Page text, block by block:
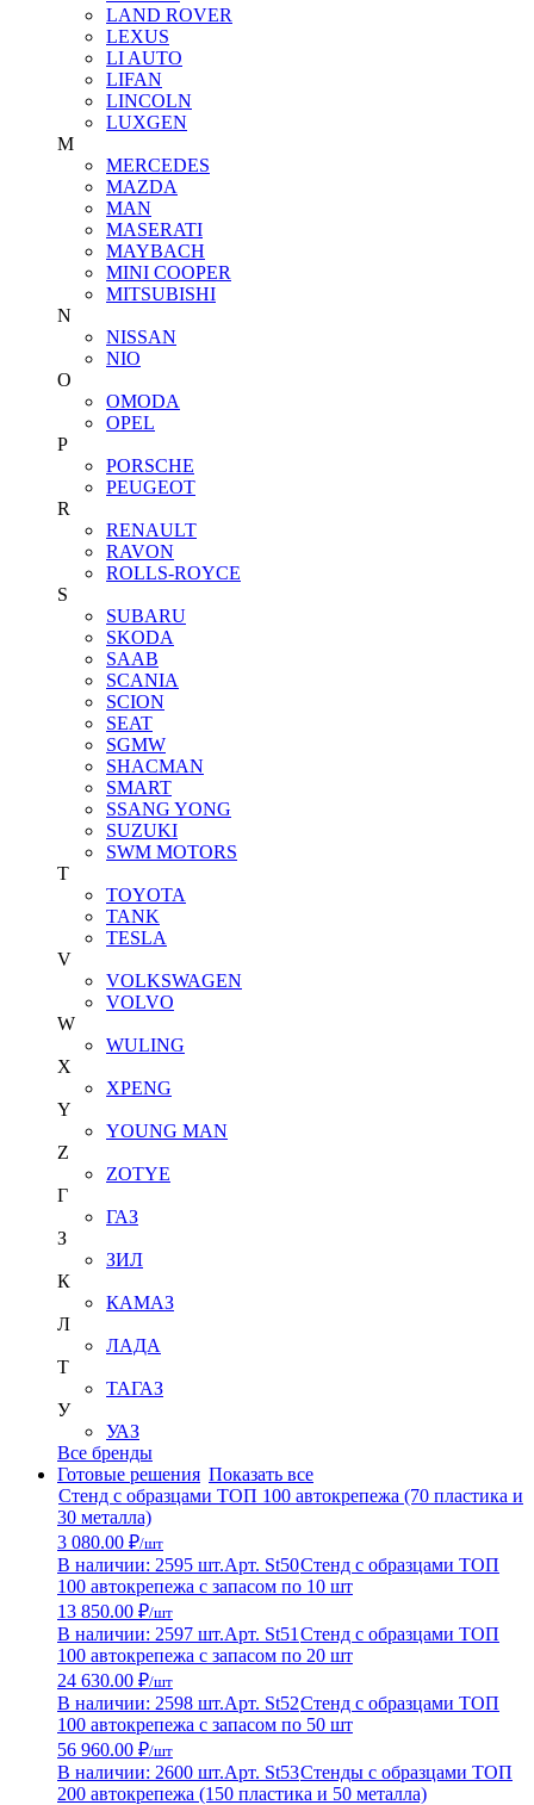
LAND ROVER
LEXUS
LI AUTO
LIFAN
LINCOLN
LUXGEN
M
MERCEDES
MAZDA
MAN
MASERATI
MAYBACH
MINI COOPER
MITSUBISHI
N
NISSAN
NIO
O
OMODA
OPEL
P
PORSCHE
PEUGEOT
R
RENAULT
RAVON
ROLLS-ROYCE
S
SUBARU
SKODA
SAAB
SCANIA
SCION
SEAT
SGMW
SHACMAN
SMART
SSANG YONG
SUZUKI
SWM MOTORS
T
TOYOTA
TANK
TESLA
V
VOLKSWAGEN
VOLVO
W
WULING
X
XPENG
Y
YOUNG MAN
Z
ZOTYE
Г
ГАЗ
З
ЗИЛ
К
КАМАЗ
Л
ЛАДА
Т
ТАГАЗ
У
УАЗ
Все бренды
Готовые решения Показать все
Стенд с образцами ТОП 100 автокрепежа (70 пластика и
30 металла)
3 080.00 ₽/шт
В наличии: 2595 шт.Арт. St50Стенд с образцами ТОП
100 автокрепежа с запасом по 10 шт
13 850.00 ₽/шт
В наличии: 2597 шт.Арт. St51 Стенд с образцами ТОП
100 автокрепежа с запасом по 20 шт
24 630.00 ₽/шт
В наличии: 2598 шт.Арт. St52Стенд с образцами ТОП
100 автокрепежа с запасом по 50 шт
56 960.00 ₽/шт
В наличии: 2600 шт.Арт. St53Стенды с образцами ТОП
200 автокрепежа (150 пластика и 50 металла)